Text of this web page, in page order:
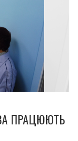
ПРАЦЮЮТЬ